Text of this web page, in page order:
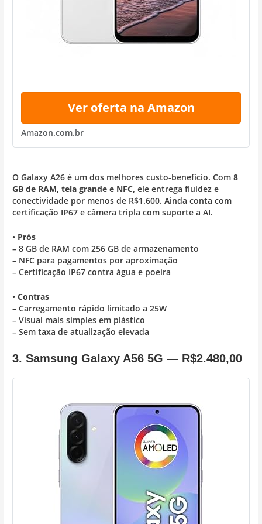
Ver oferta na Amazon
Amazon.com.br
O Galaxy A26 é um dos melhores custo-benefício. Com8
GB de RAM, tela grande e NFC, ele entrega fluidez e
conectividade por menos de R$1.600. Ainda conta com
certificação IP67 e câmera tripla com suporte a AI.
• Prós
– 8 GB de RAM com 256 GB de armazenamento
– NFC para pagamentos por aproximação
– Certificação IP67 contra água e poeira
•Contras
– Carregamento rápido limitado a 25W
– Visual mais simples em plástico
– Sem taxa de atualização elevada
3. Samsung Galaxy A56 5G — R$2.480,00